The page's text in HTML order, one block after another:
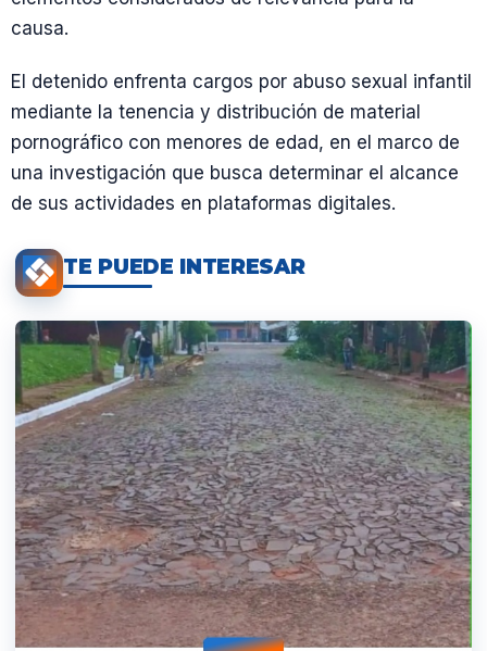
causa.
El detenido enfrenta cargos por abuso sexual infantil
mediante la tenencia y distribución de material
pornográfico con menores de edad, en el marco de
una investigación que busca determinar el alcance
de sus actividades en plataformas digitales.
TE PUEDE INTERESAR